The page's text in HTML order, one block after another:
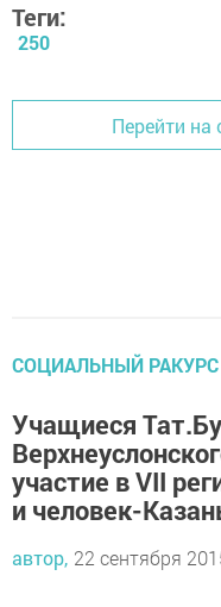
Теги:
250
Перейти на
СОЦИАЛЬНЫЙ РАКУРС
Учащиеся
участие в VII
и человек-
автор, 22 сентября